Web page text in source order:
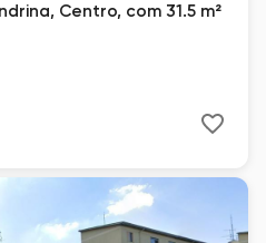
Centro, com 31.5 m²